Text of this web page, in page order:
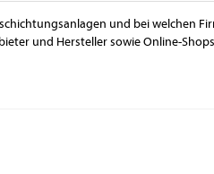
und bei welchen
und Hersteller sowie Online-